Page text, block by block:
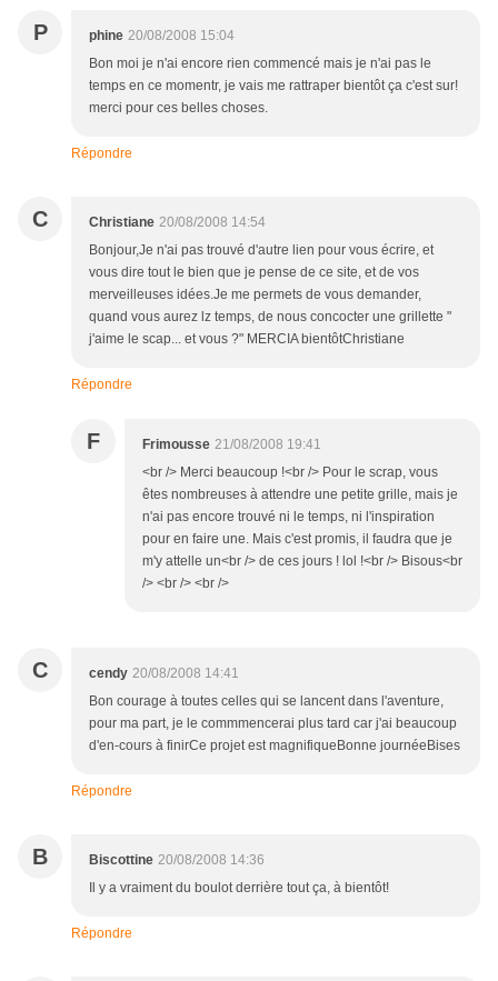
P phine 20/08/2008 15:04
Bon moi je n'ai encore rien commencé mais je n'ai pas le
temps en ce momentr, je vais me rattraper bientôt ça c'est sur!
merci pour ces belles choses.
Répondre
C Christiane 20/08/2008 14:54
Bonjour,Je n'ai pas trouvé d'autre lien pour vous écrire, et
vous dire tout le bien que je pense de ce site, et de vos
merveilleuses idées.Je me permets de vous demander,
quand vous aurez lz temps, de nous concocter une grillette "
j'aime le scap... et vous ?" MERCIA bientôtChristiane
Répondre
F Frimousse 21/08/2008 19:41
<br /> Merci beaucoup !<br /> Pour le scrap, vous
êtes nombreuses à attendre une petite grille, mais je
n'ai pas encore trouvé ni le temps, ni l'inspiration
pour en faire une. Mais c'est promis, il faudra que je
m'y attelle un<br /> de ces jours ! lol !<br /> Bisous<br
/> <br /> <br />
C cendy 20/08/2008 14:41
Bon courage à toutes celles qui se lancent dans l'aventure,
pour ma part, je le commmencerai plus tard car j'ai beaucoup
d'en-cours à finirCe projet est magnifiqueBonne journéeBises
Répondre
B Biscottine 20/08/2008 14:36
Il y a vraiment du boulot derrière tout ça, à bientôt!
Répondre